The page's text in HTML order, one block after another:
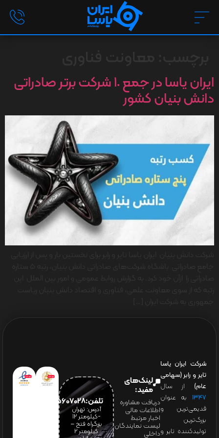
ایران یاسا در جمع ١٠ شرکت برتر صادراتی
دانش بنیان کشور
شرکت ایران یاسا
تایر و رابر (سهامی
عام) از سال
۱۳۴۷ به عنوان
قدیمی‌ترین و
بزرگ‌ترین
تولیدکننده تایر و
لینک‌های
مفید:
دریافت مشاوره
اطلاعات مالی
اخبار مرتبط
لیست نمایندگان
داخلی
تلفن:65607028(021)
آدرس: تهران
-کیلومتر 12
بزرگراه فتح –
کیلومتر ۲